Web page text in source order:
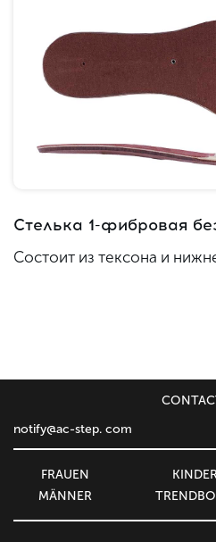
Стелька 1-фибровая
Состоит из тексона и
FRAUEN
MÄNNER
notify@ac-step. com